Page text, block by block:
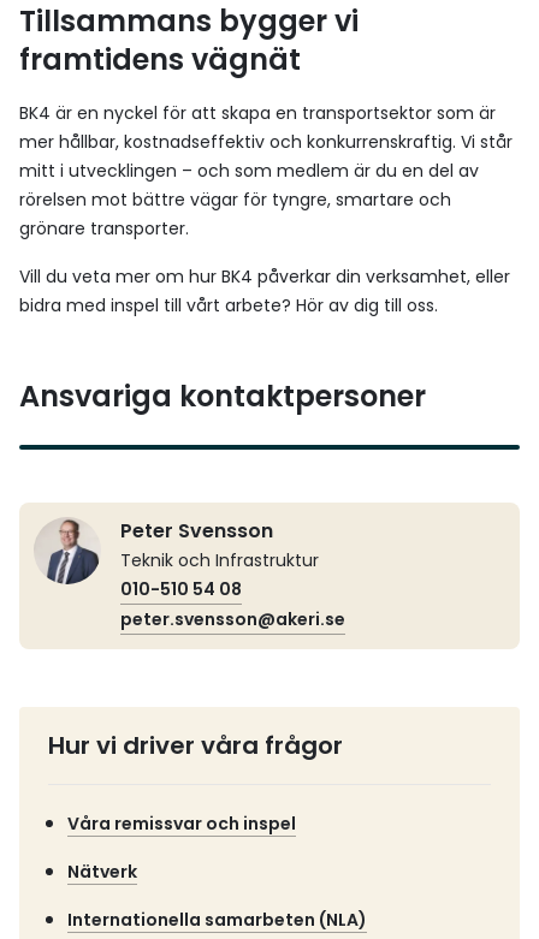
Tillsammans bygger vi
framtidens vägnät
BK4 är en nyckel för att skapa en transportsektor som är
mer hållbar, kostnadseffektiv och konkurrenskraftig. Vi står
mitt i utvecklingen – och som medlem är du en del av
rörelsen mot bättre vägar för tyngre, smartare och
grönare transporter.
Vill du veta mer om hur BK4 påverkar din verksamhet, eller
bidra med inspel till vårt arbete? Hör av dig till oss.
Ansvariga kontaktpersoner
Peter Svensson
Teknik och Infrastruktur
010-510 54 08
peter.svensson@akeri.se
Hur vi driver våra frågor
Våra remissvar och inspel
Nätverk
Internationella samarbeten (NLA)